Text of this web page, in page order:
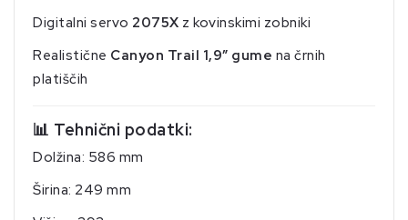
Digitalni servo 2075X z kovinskimi zobniki
Realistične Canyon Trail 1,9″ gume na črnih
platiščih
📊 Tehnični podatki:
Dolžina: 586 mm
Širina: 249 mm